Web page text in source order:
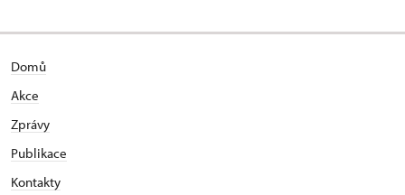
Domů
Akce
Zprávy
Publikace
Kontakty